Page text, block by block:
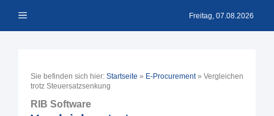
Inhalt Menü Freitag, 07.08.2026
Sie befinden sich hier: Startseite » E-Procurement» Vergleichen
trotz Steuersatzsenkung
RIB Software